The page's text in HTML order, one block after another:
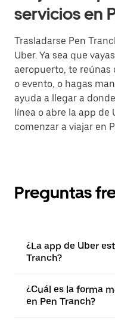
servicios en
Trasladarse Pen
Uber. Ya sea que
aeropuerto, te reúnas
o evento, o hagas
ayuda a llegar a
línea o abre la app de
comenzar a viajar en
Preguntas
¿La app de Uber
Tranch?
¿Cuál es la forma
en Pen Tranch?